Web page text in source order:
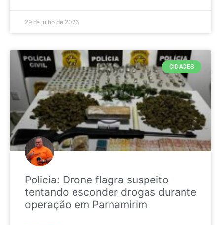
29 de julho de 2026
CIDADES
Policia: Drone flagra suspeito
tentando esconder drogas durante
operação em Parnamirim